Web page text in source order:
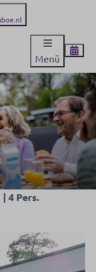
Menü
4 Pers.